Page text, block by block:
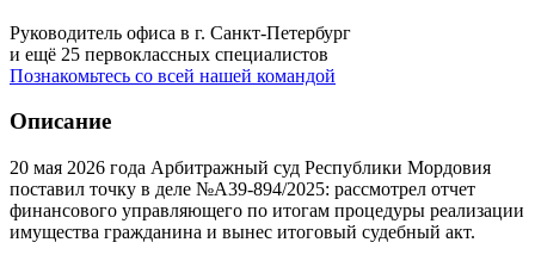
Руководитель офиса в г. Санкт-Петербург
и ещё 25 первоклассных специалистов
Познакомьтесь со всей нашей командой
Описание
20 мая 2026 года Арбитражный суд Республики Мордовия
поставил точку в деле №А39-894/2025: рассмотрел отчет
финансового управляющего по итогам процедуры реализации
имущества гражданина и вынес итоговый судебный акт.